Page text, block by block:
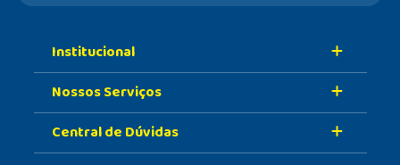
Institucional
Sobre A Nossa Drogaria
Nossa História
Nossos Serviços
Retire Na Loja
Central de Dúvidas